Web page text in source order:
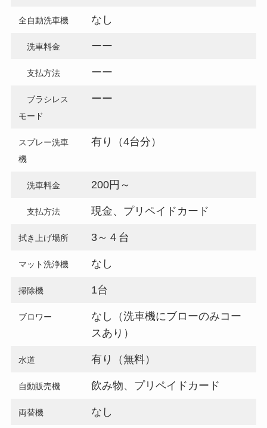
全自動洗車機 なし
洗車料金 ーー
支払方法 ーー
ブラシレス
モード
ーー
スプレー洗車
機
有り（4台分）
洗車料金 200円～
支払方法 現金、プリペイドカード
拭き上げ場所 3～４台
マット洗浄機 なし
掃除機 1台
ブロワー
なし（洗車機にブローのみコー
スあり）
水道 有り（無料）
自動販売機 飲み物、プリペイドカード
両替機 なし